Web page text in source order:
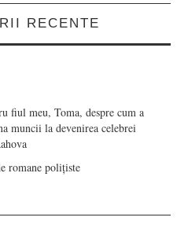
RECENTE
fiul meu, Toma, despre cum a
muncii la devenirea celebrei
romane polițiste